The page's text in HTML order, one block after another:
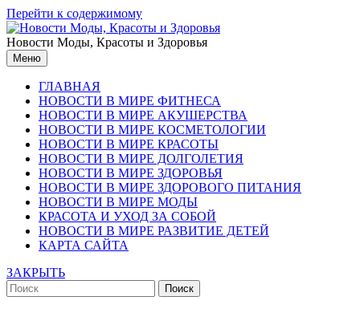
Перейти к содержимому
Новости Моды, Красоты и Здоровья
Меню
ГЛАВНАЯ
НОВОСТИ В МИРЕ ФИТНЕСА
НОВОСТИ В МИРЕ АКУШЕРСТВА
НОВОСТИ В МИРЕ КОСМЕТОЛОГИИ
НОВОСТИ В МИРЕ КРАСОТЫ
НОВОСТИ В МИРЕ ДОЛГОЛЕТИЯ
НОВОСТИ В МИРЕ ЗДОРОВЬЯ
НОВОСТИ В МИРЕ ЗДОРОВОГО ПИТАНИЯ
НОВОСТИ В МИРЕ МОДЫ
КРАСОТА И УХОД ЗА СОБОЙ
НОВОСТИ В МИРЕ РАЗВИТИЕ ДЕТЕЙ
КАРТА САЙТА
ЗАКРЫТЬ